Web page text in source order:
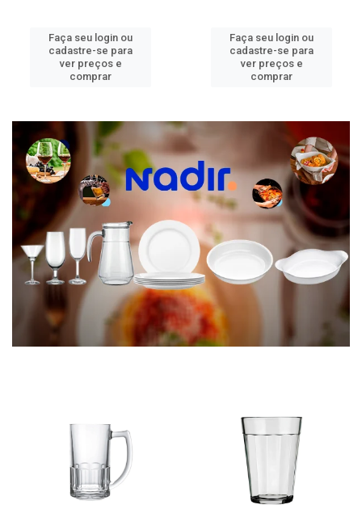
Faça seu login ou
cadastre-se para
ver preços e
comprar
Faça seu login ou
cadastre-se para
ver preços e
comprar